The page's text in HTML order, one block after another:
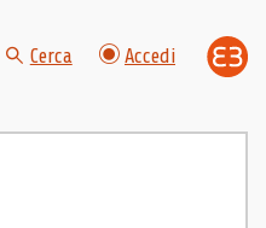
Cerca Accedi